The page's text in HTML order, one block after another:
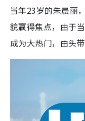
当年23岁的朱晨丽
貌赢得焦点，由于
成为大热门，由头